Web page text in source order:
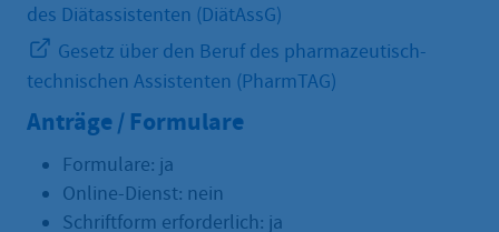
des Diätassistenten (DiätAssG)
Gesetz über den Beruf des pharmazeutisch-
technischen Assistenten (PharmTAG)
Anträge / Formulare
Formulare: ja
Online-Dienst: nein
Schriftform erforderlich: ja